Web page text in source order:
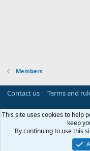
Members
Contact us Terms and
Community platform by
Parts of this site powered by
DragonByte Technologies(
Perspective API by AddonsLab
This site uses cookies to help
keep
By continuing to use this